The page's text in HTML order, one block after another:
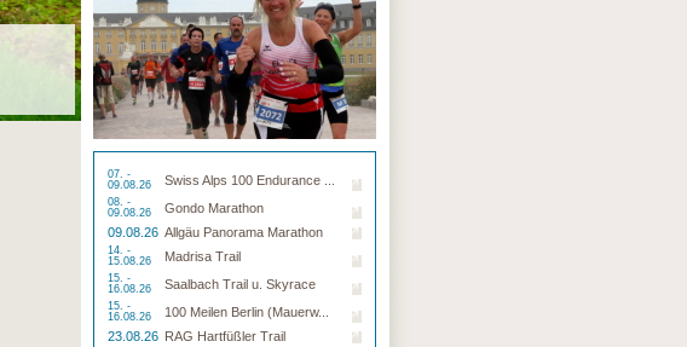
07. -
09.08.26
Swiss Alps 100 Endurance ...
08. -
09.08.26
Gondo Marathon
09.08.26 Allgäu Panorama Marathon
14. -
15.08.26
Madrisa Trail
15. -
16.08.26
Saalbach Trail u. Skyrace
15. -
16.08.26
100 Meilen Berlin (Mauerw...
23.08.26 RAG Hartfüßler Trail